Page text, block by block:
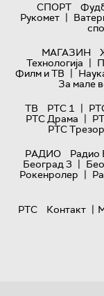
СПОРТ
Рукомет |
МАГАЗИН
Технологијa |
Филм и ТВ |
За мале
ТВ
РТС 1 |
РТС Драма |
РТС Трезор
РАДИО
Радио
Београд 3 |
Рокенролер |
РТС
Контакт |